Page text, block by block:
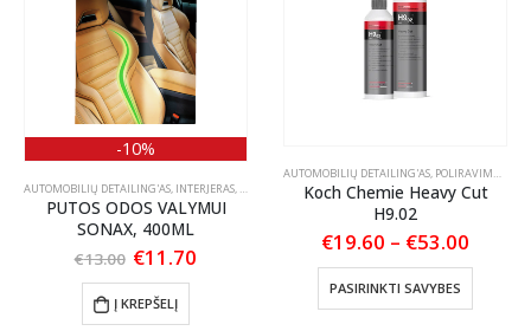
-10%
AUTOMOBILIŲ DETAILING'AS, INTERJERAS, ODOS PRIEŽIŪRA
PUTOS ODOS VALYMUI
SONAX, 400ML
€13.00 Original
was:
€13.00.
€11.70
Į KREPŠELĮ
AUTOMOBILIŲ DETAILING'AS, POLIRAVIMAS
Koch Chemie Heavy Cut
H9.02
€19.60 – €53.00
€53.00
PASIRINKTI SAVYBES
This product has multiple variants. The options may be chosen on the product page